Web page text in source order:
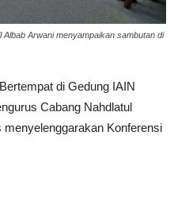
Arwani menyampaikan sambutan di
di Gedung IAIN
Cabang Nahdlatul
Konferensi